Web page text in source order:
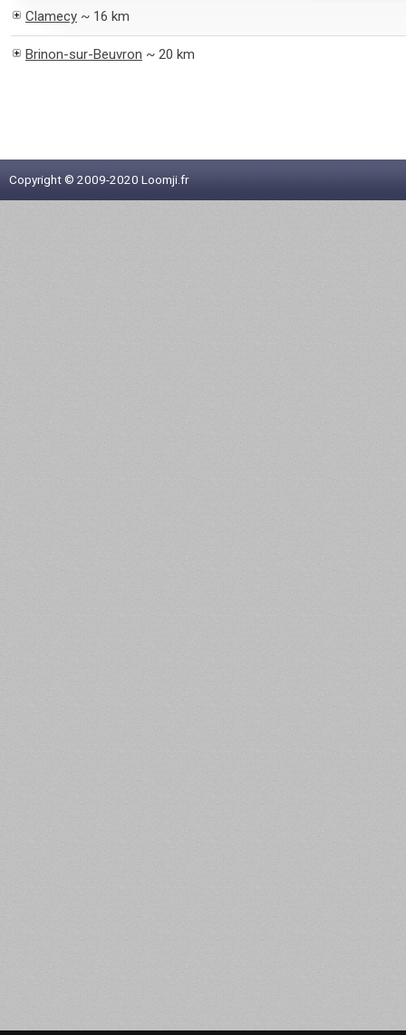
Clamecy ~ 16 km
Brinon-sur-Beuvron ~ 20 km
Copyright © 2009-2020 Loomji.fr